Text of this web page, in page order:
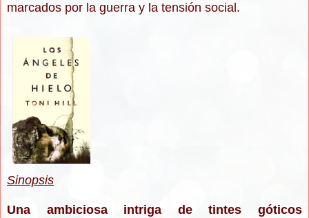
marcados por la guerra y la tensión social.
Sinopsis
Una ambiciosa intriga de tintes góticos